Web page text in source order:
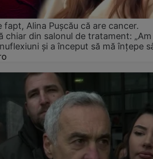
fapt, Alina Pușcău că are cancer.
chiar din salonul de tratament:
și a început să mă înțepe